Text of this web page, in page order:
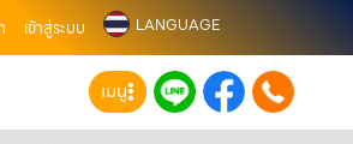
เข้าสู่ระบบ LANGUAGE
เมนู